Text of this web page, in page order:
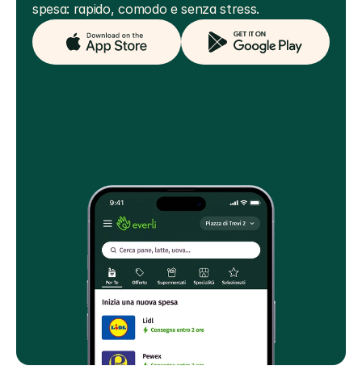
spesa: rapido, comodo e senza stress.